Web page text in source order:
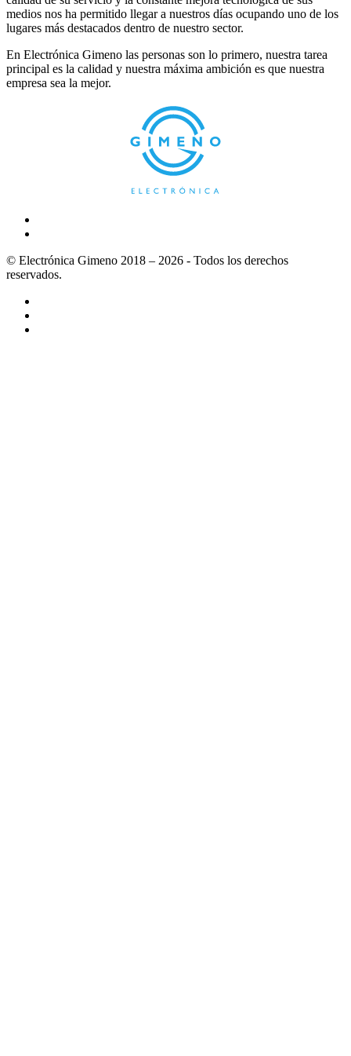
medios nos ha permitido llegar a nuestros días ocupando uno de los
lugares más destacados dentro de nuestro sector.
En Electrónica Gimeno las personas son lo primero, nuestra tarea
principal es la calidad y nuestra máxima ambición es que nuestra
empresa sea la mejor.
© Electrónica Gimeno 2018 – 2026 - Todos los derechos
reservados.